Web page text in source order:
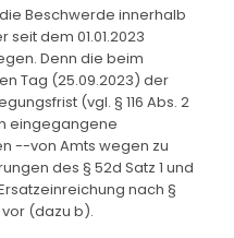
Beschwerde innerhalb
dem 01.01.2023
Denn die beim
Tag (25.09.2023) der
(vgl. § 116 Abs. 2
eingegangene
--von Amts wegen zu
des § 52d Satz 1 und
nach §
vor (dazu b).